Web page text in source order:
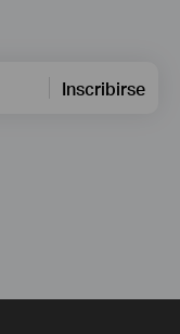
Inscribirse